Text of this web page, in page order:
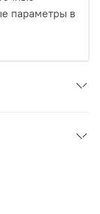
параметры в